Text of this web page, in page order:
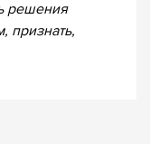
решения
признать,